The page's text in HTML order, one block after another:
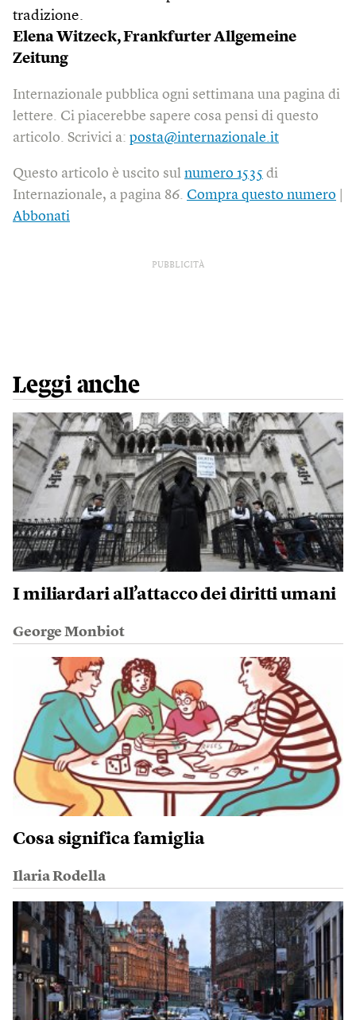
tradizione.
Elena Witzeck, Frankfurter Allgemeine
Zeitung
Internazionale pubblica ogni settimana una pagina di
lettere. Ci piacerebbe sapere cosa pensi di questo
articolo. Scrivici a: posta@internazionale.it
Questo articolo è uscito sul numero 1535 di
Internazionale, a pagina 86. Compra questo numero
Abbonati
PUBBLICITÀ
Leggi anche
I miliardari all’attacco dei diritti umani
George Monbiot
Cosa significa famiglia
Ilaria Rodella